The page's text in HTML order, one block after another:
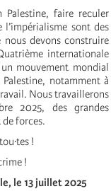
faire reculer
sont des
devons construire
internationale
mouvement mondial
notamment à
Nous travaillerons
2025, des grandes
forces.
!
!
le 13 juillet 2025